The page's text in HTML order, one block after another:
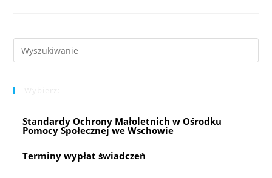
Standardy Ochrony Małoletnich w Ośrodku
Pomocy Społecznej we Wschowie
Terminy wypłat świadczeń